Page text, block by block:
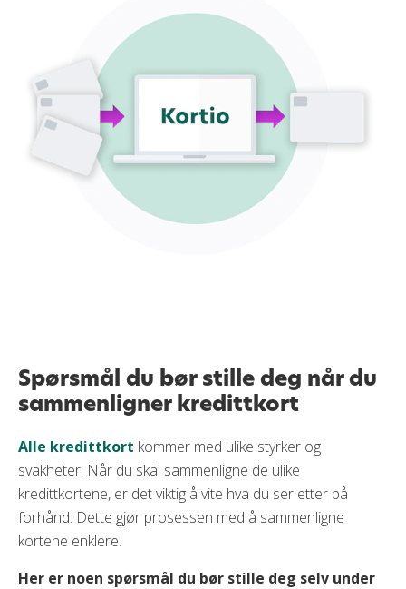
Spørsmål du bør stille deg når du
sammenligner kredittkort
Alle kredittkort kommer med ulike styrker og
svakheter. Når du skal sammenligne de ulike
kredittkortene, er det viktig å vite hva du ser etter på
forhånd. Dette gjør prosessen med å sammenligne
kortene enklere.
Her er noen spørsmål du bør stille deg selv under